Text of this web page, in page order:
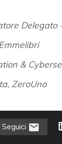
Delegato
&
ZeroUno
Seguici